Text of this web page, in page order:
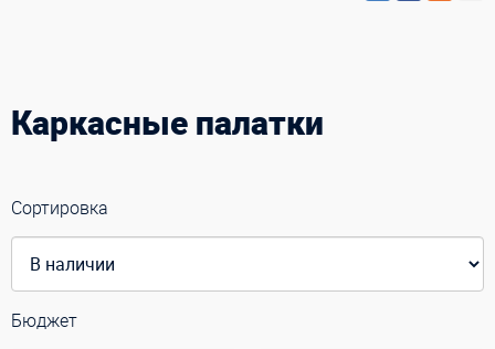
Каркасные палатки
Сортировка
Бюджет